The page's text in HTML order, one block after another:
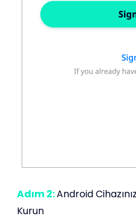
Adım 2:Android
Kurun